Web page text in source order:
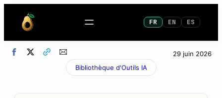
FR EN ES
29 juin 2026
Bibliothèque d'Outils IA